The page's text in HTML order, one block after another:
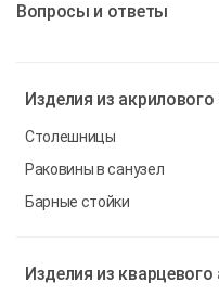
Вопросы и ответы
Изделия из акрилового
Столешницы
Раковины в санузел
Барные стойки
Изделия из кварцевого